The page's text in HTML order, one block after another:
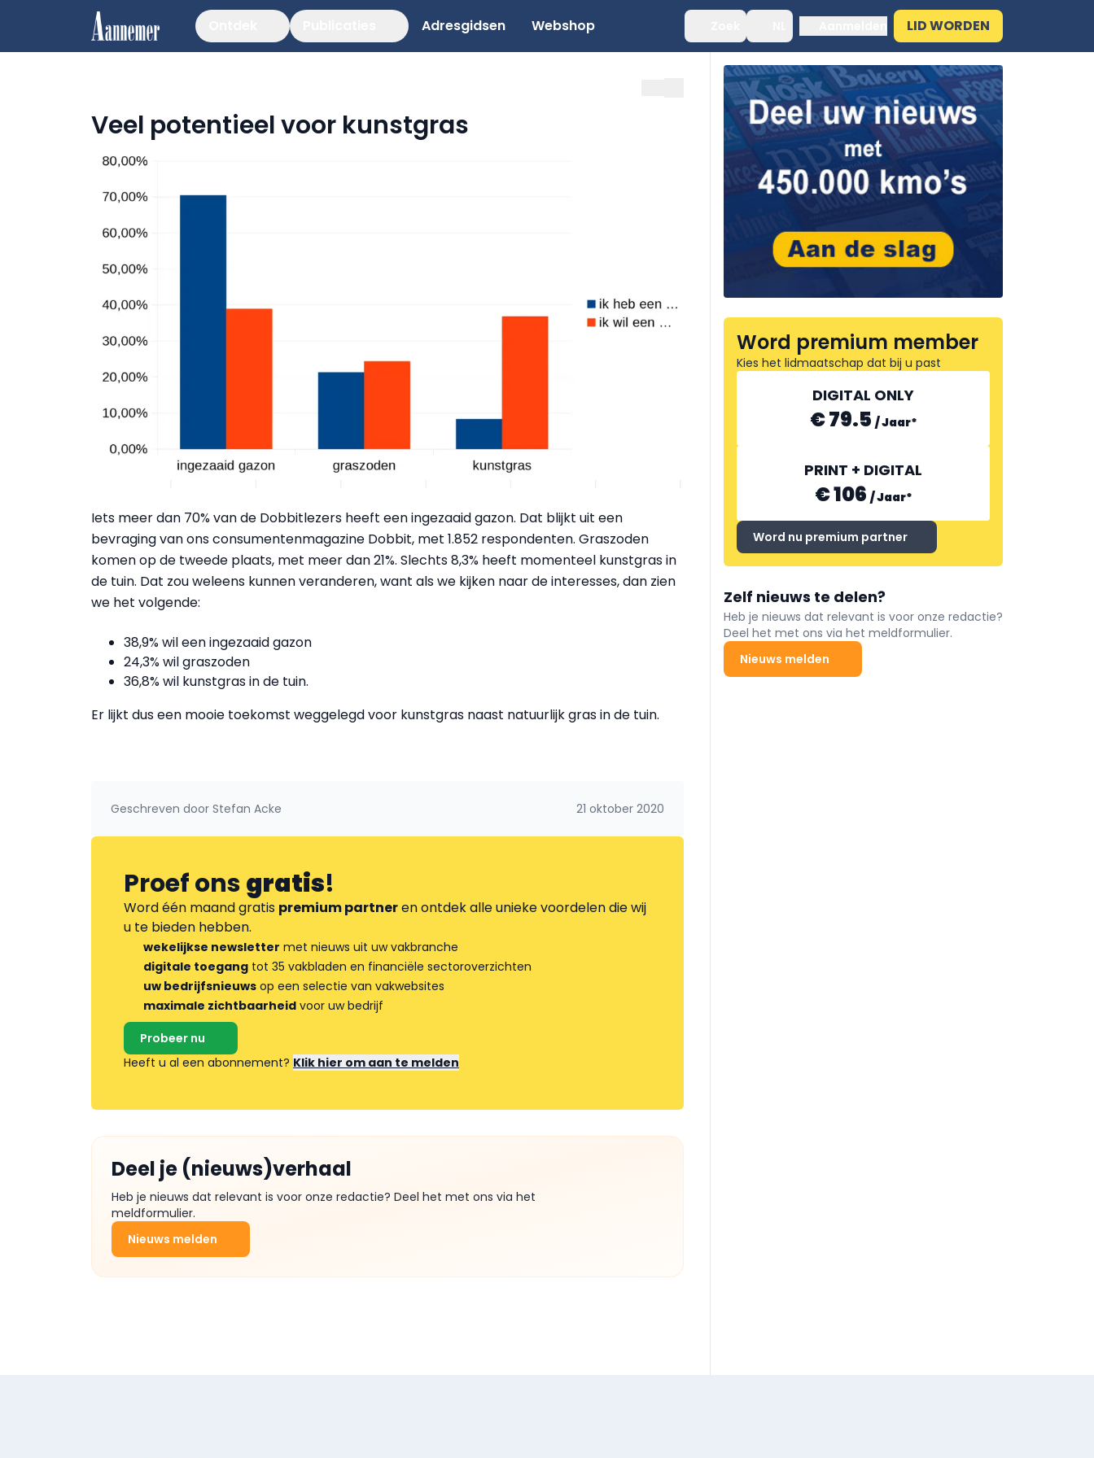
Adresgidsen Webshop LID WORDEN
Veel potentieel voor kunstgras
Iets meer dan 70% van de Dobbitlezers heeft een ingezaaid gazon. Dat blijkt uit een
bevraging van ons consumentenmagazine Dobbit, met 1.852 respondenten. Graszoden
komen op de tweede plaats, met meer dan 21%. Slechts 8,3% heeft momenteel kunstgras in
de tuin. Dat zou weleens kunnen veranderen, want als we kijken naar de interesses, dan zien
we het volgende:
38,9% wil een ingezaaid gazon
24,3% wil graszoden
36,8% wil kunstgras in de tuin.
Er lijkt dus een mooie toekomst weggelegd voor kunstgras naast natuurlijk gras in de tuin.
Geschreven door Stefan Acke 21 oktober 2020
Proef onsgratis!
Word één maand gratis premium partneren ontdek alle unieke voordelen die wij
u te bieden hebben.
wekelijkse newsletter met nieuws uit uw vakbranche
digitale toegang tot 35 vakbladen en financiële sectoroverzichten
uw bedrijfsnieuws op een selectie van vakwebsites
maximale zichtbaarheid voor uw bedrijf
Probeer nu
Heeft u al een abonnement? Klik hier om aan te melden
Deel je (nieuws)verhaal
Heb je nieuws dat relevant is voor onze redactie? Deel het met ons via het
meldformulier.
Nieuws melden
Word premium member
Kies het lidmaatschap dat bij u past
DIGITAL ONLY
€ 79.5 /Jaar*
PRINT + DIGITAL
€ 106 /Jaar*
Word nu premium partner
Zelf nieuws te delen?
Heb je nieuws dat relevant is voor onze redactie?
Deel het met ons via het meldformulier.
Nieuws melden